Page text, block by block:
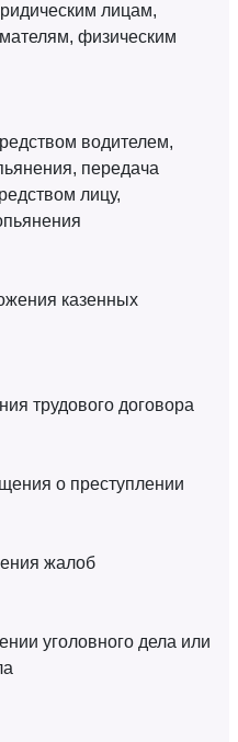
лицам,
физическим
водителем,
передача
лицу,
казенных
трудового договора
о преступлении
жалоб
уголовного дела или